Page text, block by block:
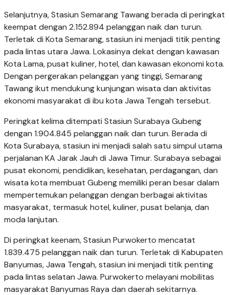
Selanjutnya, Stasiun Semarang Tawang berada di peringkat
keempat dengan 2.152.894 pelanggan naik dan turun.
Terletak di Kota Semarang, stasiun ini menjadi titik penting
pada lintas utara Jawa. Lokasinya dekat dengan kawasan
Kota Lama, pusat kuliner, hotel, dan kawasan ekonomi kota.
Dengan pergerakan pelanggan yang tinggi, Semarang
Tawang ikut mendukung kunjungan wisata dan aktivitas
ekonomi masyarakat di ibu kota Jawa Tengah tersebut.
Peringkat kelima ditempati Stasiun Surabaya Gubeng
dengan 1.904.845 pelanggan naik dan turun. Berada di
Kota Surabaya, stasiun ini menjadi salah satu simpul utama
perjalanan KA Jarak Jauh di Jawa Timur. Surabaya sebagai
pusat ekonomi, pendidikan, kesehatan, perdagangan, dan
wisata kota membuat Gubeng memiliki peran besar dalam
mempertemukan pelanggan dengan berbagai aktivitas
masyarakat, termasuk hotel, kuliner, pusat belanja, dan
moda lanjutan.
Di peringkat keenam, Stasiun Purwokerto mencatat
1.839.475 pelanggan naik dan turun. Terletak di Kabupaten
Banyumas, Jawa Tengah, stasiun ini menjadi titik penting
pada lintas selatan Jawa. Purwokerto melayani mobilitas
masyarakat Banyumas Raya dan daerah sekitarnya.